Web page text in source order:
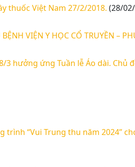
thuốc Việt Nam 27/2/2018. (28/
VIỆN Y HỌC CỔ TRUYỀN –
3 hưởng ứng Tuần lễ Áo dài. Chủ
“Vui Trung thu năm 2024”